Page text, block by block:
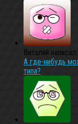
Виталий написал:
А где-нибудь
типа?